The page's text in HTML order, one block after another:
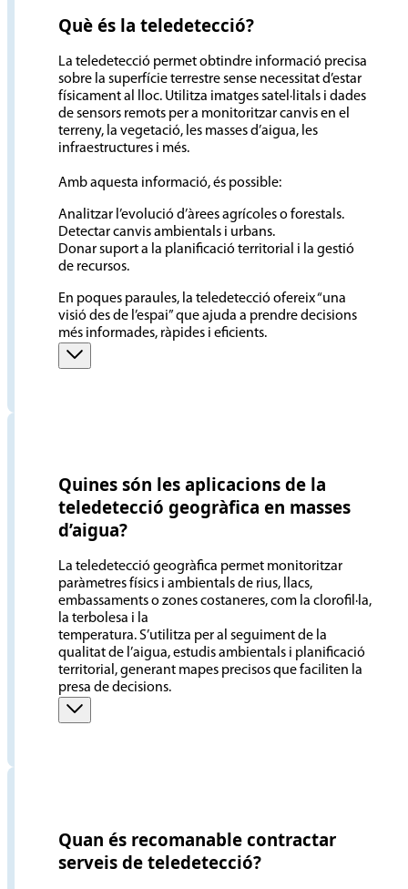
Què és la teledetecció?
La teledetecció permet obtindre informació precisa
sobre la superfície terrestre sense necessitat d’estar
físicament al lloc. Utilitza imatges satel·litals i dades
de sensors remots per a monitoritzar canvis en el
terreny, la vegetació, les masses d’aigua, les
infraestructures i més.
Amb aquesta informació, és possible:
Analitzar l’evolució d’àrees agrícoles o forestals.
Detectar canvis ambientals i urbans.
Donar suport a la planificació territorial i la gestió
de recursos.
En poques paraules, la teledetecció ofereix “una
visió des de l’espai” que ajuda a prendre decisions
més informades, ràpides i eficients.
Quines són les aplicacions de la
teledetecció geogràfica en masses
d’aigua?
La teledetecció geogràfica permet monitoritzar
paràmetres físics i ambientals de rius, llacs,
embassaments o zones costaneres, com la clorofil·la,
la terbolesa i la
temperatura. S’utilitza per al seguiment de la
qualitat de l’aigua, estudis ambientals i planificació
territorial, generant mapes precisos que faciliten la
presa de decisions.
Quan és recomanable contractar
serveis de teledetecció?